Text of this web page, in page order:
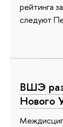
рейтинга
следуют
ВШЭ
Нового